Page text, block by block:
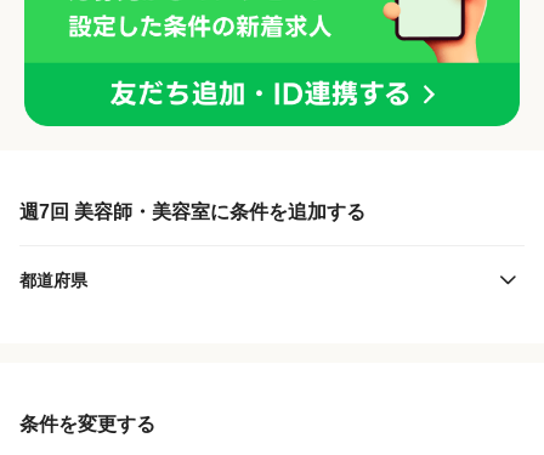
週7回 美容師・美容室に条件を追加する
都道府県
条件を変更する